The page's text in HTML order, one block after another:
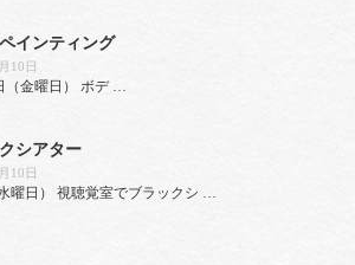
インティング
10日
（金曜日） ボデ …
シアター
10日
曜日） 視聴覚室でブラックシ …